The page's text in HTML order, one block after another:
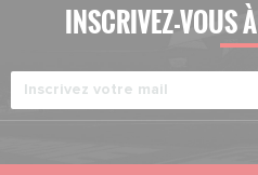
INSCRIVEZ-VOUS À